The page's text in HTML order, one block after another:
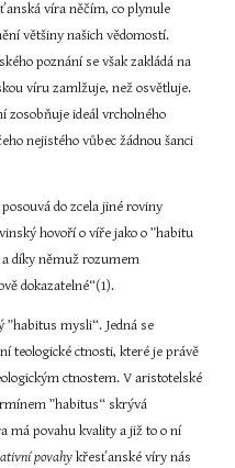
víra něčím, co plynule
většiny našich vědomostí.
poznání se však zakládá na
víru zamlžuje, než osvětluje.
zosobňuje ideál vrcholného
nejistého vůbec žádnou šanci
do zcela jiné roviny
hovoří o víře jako o ”habitu
díky němuž rozumem
dokazatelné“(1).
mysli“. Jedná se
teologické ctnosti, které je právě
ctnostem. V aristotelské
”habitus“ skrývá
má povahu kvality a již to o ní
povahy křesťanské víry nás